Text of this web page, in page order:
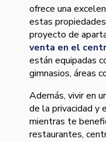
ofrece una
estas
proyecto de
venta en el
están equipadas
gimnasios, áreas
Además, vivir en
de la privacidad y
mientras te
restaurantes,